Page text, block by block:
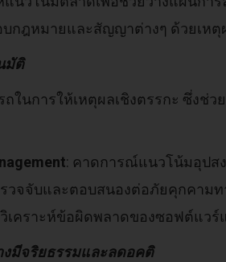
บกฎหมายและสัญญาต่างๆ ด้วยเหตุ
มัติ
ถในการให้เหตุผลเชิงตรรกะ ซึ่งช่ว
: คาดการณ์แนวโน้มอุปส
วจจับและตอบสนองต่อภัยคุกคามท
วิเคราะห์ข้อผิดพลาดของซอฟต์แวร์
มีจริยธรรมและลดอคติ